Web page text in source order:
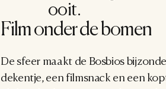
ooit.
Film onder de bomen
De sfeer maakt de Bosbios
dekentje, een filmsnack en een